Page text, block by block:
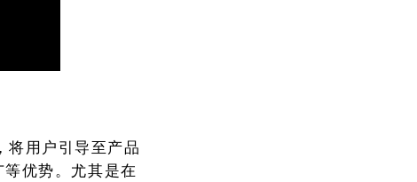
将用户引导至产品
优势。尤其是在